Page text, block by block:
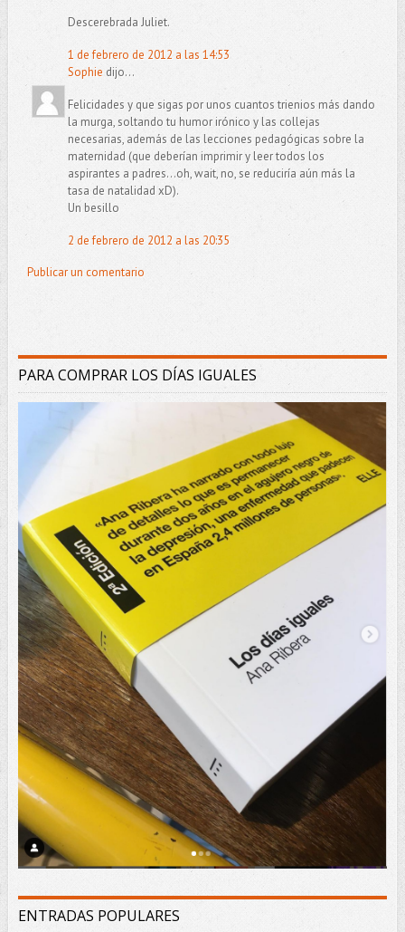
Descerebrada Juliet.
1 de febrero de 2012 a las 14:53
Sophie dijo...
Felicidades y que sigas por unos cuantos trienios más dando
la murga, soltando tu humor irónico y las collejas
necesarias, además de las lecciones pedagógicas sobre la
maternidad (que deberían imprimir y leer todos los
aspirantes a padres...oh, wait, no, se reduciría aún más la
tasa de natalidad xD).
Un besillo
2 de febrero de 2012 a las 20:35
Publicar un comentario
PARA COMPRAR LOS DÍAS IGUALES
ENTRADAS POPULARES